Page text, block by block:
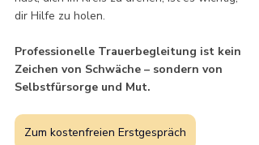
dir Hilfe zu holen.
Professionelle Trauerbegleitung ist kein
Zeichen von Schwäche – sondern von
Selbstfürsorge und Mut.
Zum kostenfreien Erstgespräch